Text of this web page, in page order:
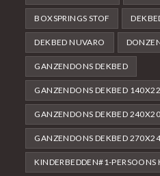
BOXSPRINGS STOF
DEKBED NUVARO
GANZENDONS DEKBED
GANZENDONS DEKBED
GANZENDONS DEKBED
GANZENDONS DEKBED
KINDERBEDDEN#1-PERSOONS